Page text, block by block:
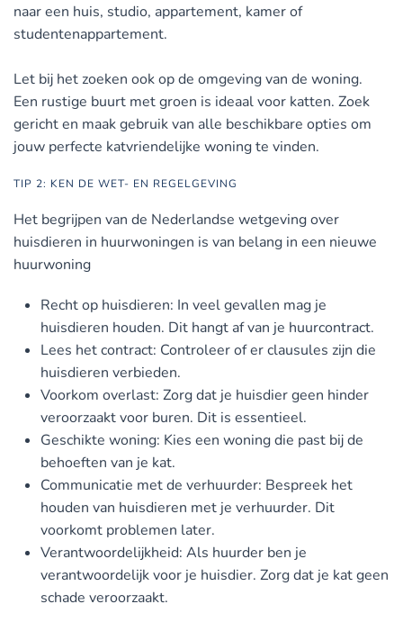
naar een huis, studio, appartement, kamer of
studentenappartement.
Let bij het zoeken ook op de omgeving van de woning.
Een rustige buurt met groen is ideaal voor katten. Zoek
gericht en maak gebruik van alle beschikbare opties om
jouw perfecte katvriendelijke woning te vinden.
TIP 2: KEN DE WET- EN REGELGEVING
Het begrijpen van de Nederlandse wetgeving over
huisdieren in huurwoningen is van belang in een nieuwe
huurwoning
Recht op huisdieren: In veel gevallen mag je
huisdieren houden. Dit hangt af van je huurcontract.
Lees het contract: Controleer of er clausules zijn die
huisdieren verbieden.
Voorkom overlast: Zorg dat je huisdier geen hinder
veroorzaakt voor buren. Dit is essentieel.
Geschikte woning: Kies een woning die past bij de
behoeften van je kat.
Communicatie met de verhuurder: Bespreek het
houden van huisdieren met je verhuurder. Dit
voorkomt problemen later.
Verantwoordelijkheid: Als huurder ben je
verantwoordelijk voor je huisdier. Zorg dat je kat geen
schade veroorzaakt.